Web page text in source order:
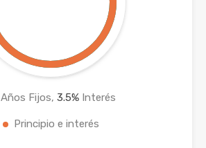
Años Fijos, 3.5% Interés
Principio e interés